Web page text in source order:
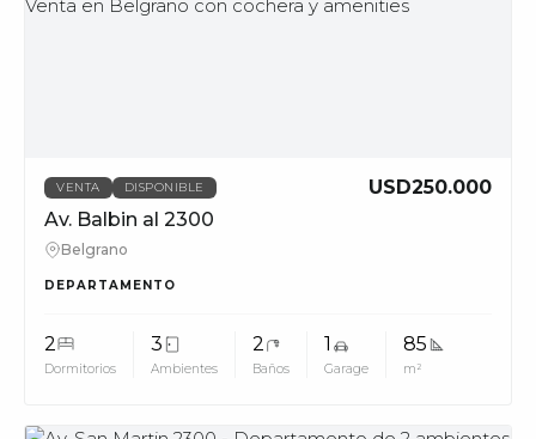
VENTA DISPONIBLE
USD250.000
Av. Balbin al 2300
Belgrano
DEPARTAMENTO
2
Dormitorios
3
Ambientes
2
Baños
1
Garage
85
m²